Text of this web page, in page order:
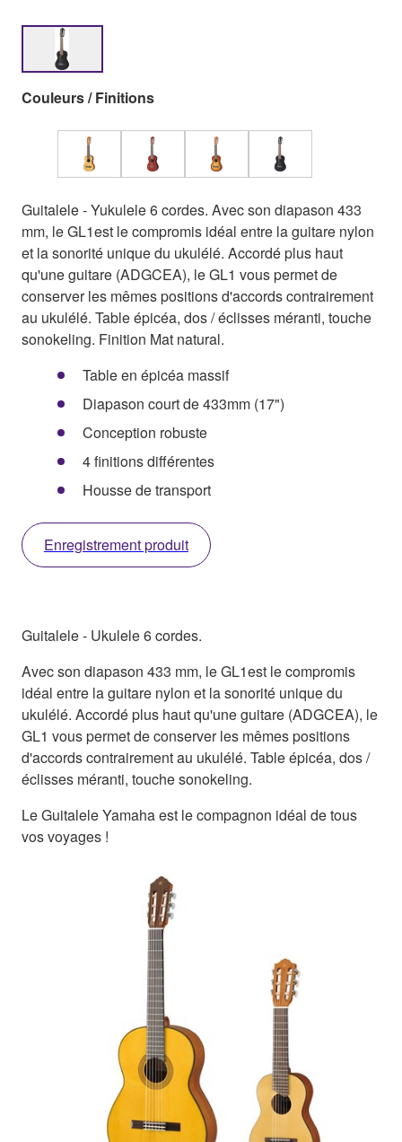
Couleurs / Finitions
Guitalele - Yukulele 6 cordes. Avec son diapason 433
mm, le GL1est le compromis idéal entre la guitare nylon
et la sonorité unique du ukulélé. Accordé plus haut
qu'une guitare (ADGCEA), le GL1 vous permet de
conserver les mêmes positions d'accords contrairement
au ukulélé. Table épicéa, dos / éclisses méranti, touche
sonokeling. Finition Mat natural.
Table en épicéa massif
Diapason court de 433mm (17")
Conception robuste
4 finitions différentes
Housse de transport
Enregistrement produit
Guitalele - Ukulele 6 cordes.
Avec son diapason 433 mm, le GL1est le compromis
idéal entre la guitare nylon et la sonorité unique du
ukulélé. Accordé plus haut qu'une guitare (ADGCEA), le
GL1 vous permet de conserver les mêmes positions
d'accords contrairement au ukulélé. Table épicéa, dos /
éclisses méranti, touche sonokeling.
Le Guitalele Yamaha est le compagnon idéal de tous
vos voyages !